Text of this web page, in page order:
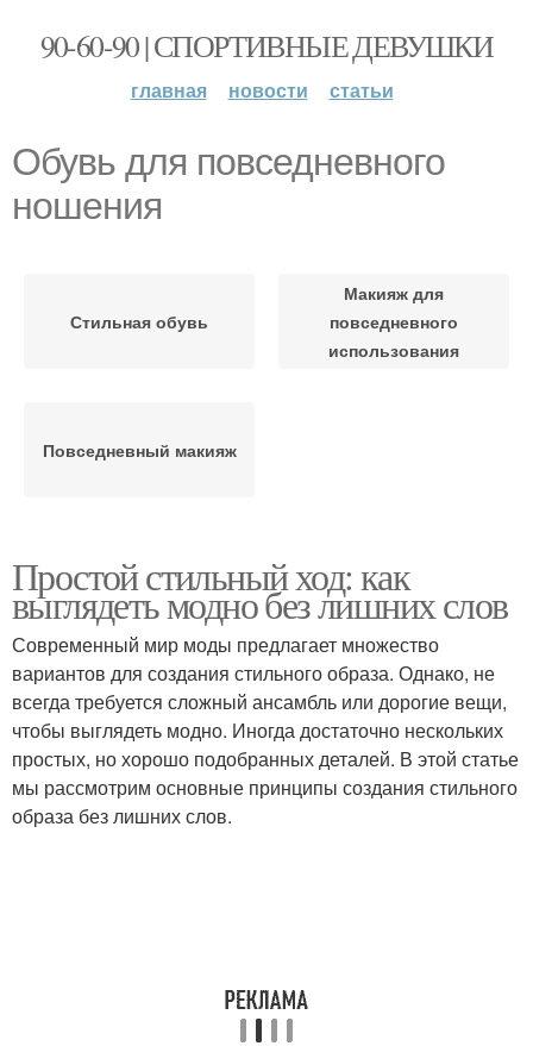
90-60-90 | СПОРТИВНЫЕ ДЕВУШКИ
главная новости статьи
Обувь для повседневного
ношения
Стильная обувь
Макияж для
повседневного
использования
Повседневный макияж
Простой стильный ход: как
выглядеть модно без лишних слов
Современный мир моды предлагает множество
вариантов для создания стильного образа. Однако, не
всегда требуется сложный ансамбль или дорогие вещи,
чтобы выглядеть модно. Иногда достаточно нескольких
простых, но хорошо подобранных деталей. В этой статье
мы рассмотрим основные принципы создания стильного
образа без лишних слов.